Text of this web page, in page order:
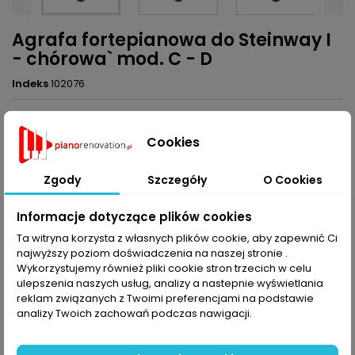
Agrafa fortepianowa do Steinway I
- chórowa` mod. C - D
Indeks102076
24,06 zł
Ilość
Udostępnij
OPIS SZCZEGÓŁY PRODUKTU
Agrafa fortepianowa I- chórowa, mod. S&S, cena za 1 szt.
Cookies
Zgody Szczegóły O Cookies
Informacje dotyczące plików cookies
Ta witryna korzysta z własnych plików cookie, aby zapewnić Ci
najwyższy poziom doświadczenia na naszej stronie .
Wykorzystujemy również pliki cookie stron trzecich w celu
ulepszenia naszych usług, analizy a nastepnie wyświetlania
reklam związanych z Twoimi preferencjami na podstawie
analizy Twoich zachowań podczas nawigacji.